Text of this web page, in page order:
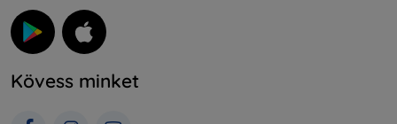
Kövess minket